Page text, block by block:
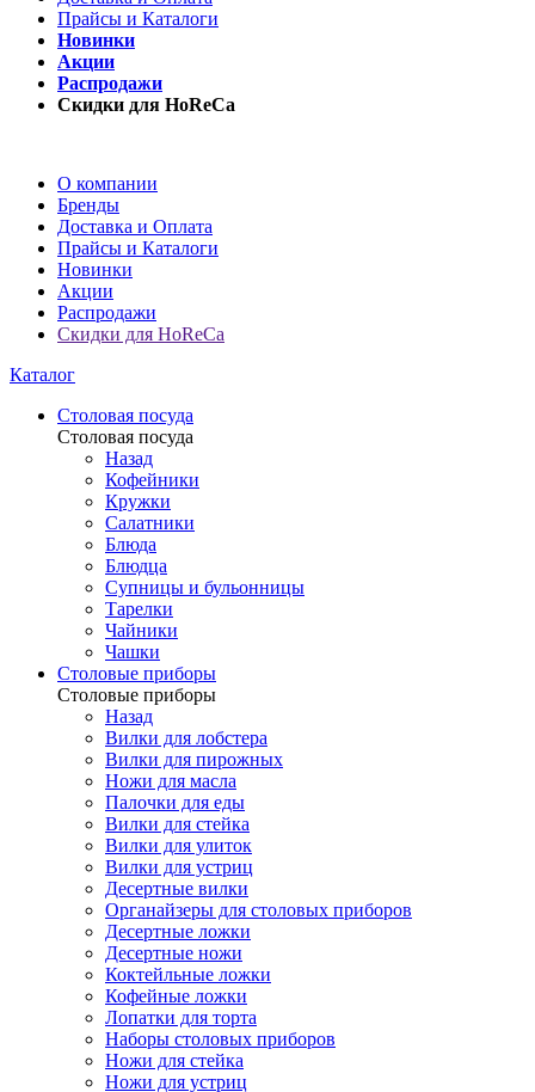
Прайсы и Каталоги
Новинки
Акции
Распродажи
Скидки для HoReCa
О компании
Бренды
Доставка и Оплата
Прайсы и Каталоги
Новинки
Акции
Распродажи
Скидки для HoReCa
Каталог
Столовая посуда
Столовая посуда
Назад
Кофейники
Кружки
Салатники
Блюда
Блюдца
Супницы и бульонницы
Тарелки
Чайники
Чашки
Cтоловые приборы
Cтоловые приборы
Назад
Вилки для лобстера
Вилки для пирожных
Ножи для масла
Палочки для еды
Вилки для стейка
Вилки для улиток
Вилки для устриц
Десертные вилки
Органайзеры для столовых приборов
Десертные ложки
Десертные ножи
Коктейльные ложки
Кофейные ложки
Лопатки для торта
Наборы столовых приборов
Ножи для стейка
Ножи для устриц